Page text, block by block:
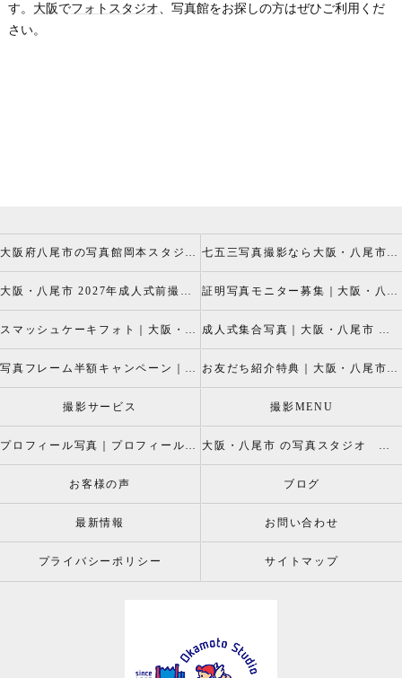
す。 大阪 でフォトスタジオ 、写真館をお探しの方はぜひご利用くだ
さい。
大阪府八尾市の写真館岡本スタジオの撮影キャンペーン 七五三写真撮影なら大阪・八尾市 の岡本スタジオへ
大阪・八尾市 2027年成人式前撮り振袖写真撮影、成人振袖レンタルなら2026年成人前撮りキャペーン開催中の岡本スタジオへ 証明写真モニター募集｜大阪・八尾市 証明写真撮影なら岡本スタジオへ！証明写真モニターモデル募集中！
スマッシュケーキフォト｜大阪・八尾市 スマッシュケーキ写真撮影、ベビーフォト撮影は岡本スタジオへ 成人式集合写真｜大阪・八尾市 友達集合写真、成人式集合写真撮影なら岡本スタジオへ
写真フレーム半額キャンペーン｜大阪・八尾市 写真撮影なら半額割引キャペーン開催中の岡本スタジオへ お友だち紹介特典｜大阪・八尾市 記念写真撮影なら岡本スタジオへ
撮影サービス 撮影MENU
プロフィール写真｜プロフィールフォト 大阪・八尾市 の写真スタジオ 岡本スタジオ2026年七五三撮影特設ページ
お客様の声 ブログ
最新情報 お問い合わせ
プライバシーポリシー サイトマップ